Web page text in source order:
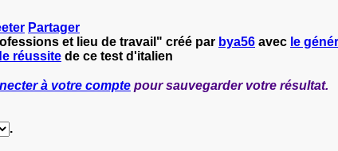
Partager
et lieu de travail" créé par bya56 avec le
réussite de ce test d'italien
à votre compte pour sauvegarder votre résultat.
.